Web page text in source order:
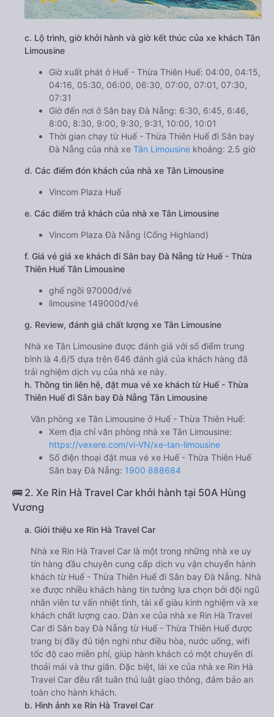
c. Lộ trình, giờ khởi hành và giờ kết thúc của xe khách Tân
Limousine
Giờ xuất phát ở Huế - Thừa Thiên Huế: 04:00, 04:15,
04:16, 05:30, 06:00, 06:30, 07:00, 07:01, 07:30,
07:31
Giờ đến nơi ở Sân bay Đà Nẵng: 6:30, 6:45, 6:46,
8:00, 8:30, 9:00, 9:30, 9:31, 10:00, 10:01
Thời gian chạy từ Huế - Thừa Thiên Huế đi Sân bay
Đà Nẵng của nhà xe Tân Limousine khoảng: 2.5 giờ
d. Các điểm đón khách của nhà xe Tân Limousine
Vincom Plaza Huế
e. Các điểm trả khách của nhà xe Tân Limousine
Vincom Plaza Đà Nẵng (Cổng Highland)
f. Giá vé giá xe khách đi Sân bay Đà Nẵng từ Huế - Thừa
Thiên Huế Tân Limousine
ghế ngồi 97000đ/vé
limousine 149000đ/vé
g. Review, đánh giá chất lượng xe Tân Limousine
Nhà xe Tân Limousine được đánh giá với số điểm trung
bình là 4.6/5 dựa trên 646 đánh giá của khách hàng đã
trải nghiệm dịch vụ của nhà xe này.
h. Thông tin liên hệ, đặt mua vé xe khách từ Huế - Thừa
Thiên Huế đi Sân bay Đà Nẵng Tân Limousine
Văn phòng xe Tân Limousine ở Huế - Thừa Thiên Huế:
Xem địa chỉ văn phòng nhà xe Tân Limousine:
https://vexere.com/vi-VN/xe-tan-limousine
Số điện thoại đặt mua vé xe Huế - Thừa Thiên Huế
Sân bay Đà Nẵng: 1900 888684
🚌 2. Xe Rin Hà Travel Car khởi hành tại 50A Hùng
Vương
a. Giới thiệu xe Rin Hà Travel Car
Nhà xe Rin Hà Travel Car là một trong những nhà xe uy
tín hàng đầu chuyên cung cấp dịch vụ vận chuyển hành
khách từ Huế - Thừa Thiên Huế đi Sân bay Đà Nẵng. Nhà
xe được nhiều khách hàng tin tưởng lựa chọn bởi đội ngũ
nhân viên tư vấn nhiệt tình, tài xế giàu kinh nghiệm và xe
khách chất lượng cao. Dàn xe của nhà xe Rin Hà Travel
Car đi Sân bay Đà Nẵng từ Huế - Thừa Thiên Huế được
trang bị đầy đủ tiện nghi như điều hòa, nước uống, wifi
tốc độ cao miễn phí, giúp hành khách có một chuyến đi
thoải mái và thư giãn. Đặc biệt, lái xe của nhà xe Rin Hà
Travel Car đều rất tuân thủ luật giao thông, đảm bảo an
toàn cho hành khách.
b. Hình ảnh xe Rin Hà Travel Car